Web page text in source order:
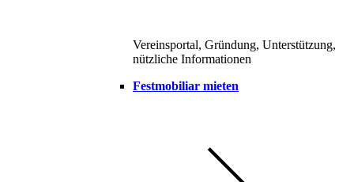
Vereinsportal, Gründung, Unterstützung,
nützliche Informationen
Festmobiliar mieten